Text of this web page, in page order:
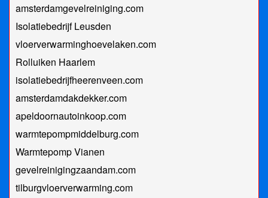
amsterdamgevelreiniging.com
Isolatiebedrijf Leusden
vloerverwarminghoevelaken.com
Rolluiken Haarlem
isolatiebedrijfheerenveen.com
amsterdamdakdekker.com
apeldoornautoinkoop.com
warmtepompmiddelburg.com
Warmtepomp Vianen
gevelreinigingzaandam.com
tilburgvloerverwarming.com